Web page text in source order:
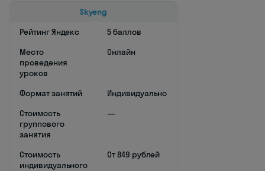
Skyeng
Рейтинг Яндекс
5 баллов
Место
проведения
уроков
Онлайн
Формат занятий
Индивидуально
Стоимость
группового
занятия
—
Стоимость
индивидуального
От 849 рублей